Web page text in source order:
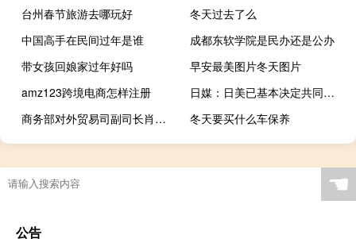
台州春节旅游去哪玩好
冬天过去了么
中国高手在民间过年是谁
成都东软学院是民办还是公办
带女孩回娘家过年好吗
早安最美图片冬天图片
amz123跨境电商怎样注册
日媒：日美已基本决定共同开发新型导弹以拦截高超音速武器
商务部对外贸易司副司长肖露：拟陆续出台新能源汽车贸易合作、提升加工贸易发展水平等专项政策措施
冬天要买什么车保养
☚
公告